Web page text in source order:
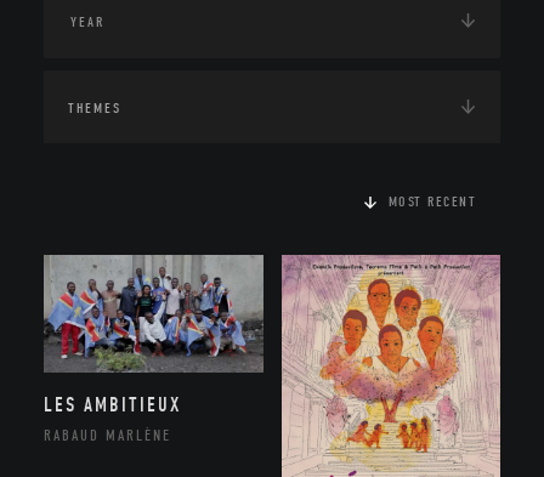
THEMES
MOST RECENT
LES AMBITIEUX
RABAUD MARLÈNE